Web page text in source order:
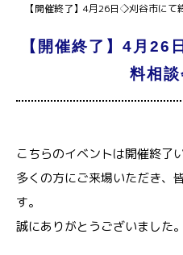
【開催終了】4月26日◇刈谷市にて
【開催終了】4月26
料相
こちらのイベントは開催終了
多くの方にご来場いただき、
す。
誠にありがとうございました。